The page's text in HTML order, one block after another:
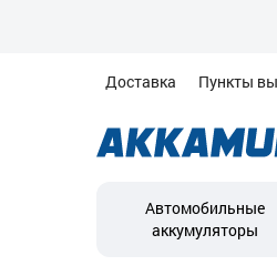
Доставка Пункты
Автомобильные
аккумуляторы